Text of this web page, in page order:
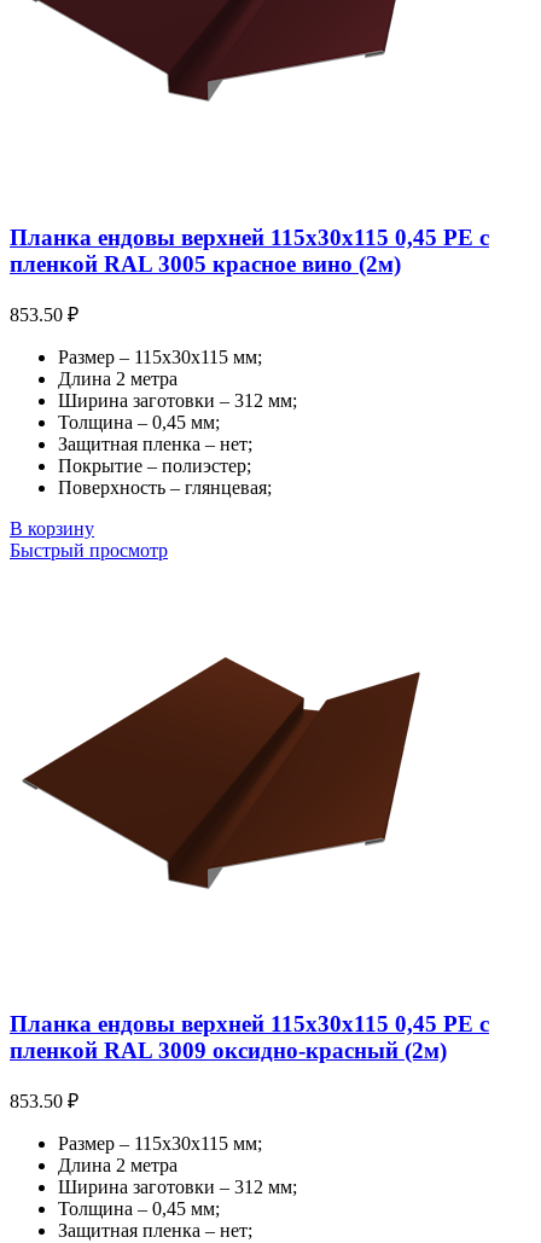
Планка ендовы верхней 115х30х115 0,45 PE с
пленкой RAL 3005 красное вино (2м)
853.50 ₽
Размер – 115х30х115 мм;
Длина 2 метра
Ширина заготовки – 312 мм;
Толщина – 0,45 мм;
Защитная пленка – нет;
Покрытие – полиэстер;
Поверхность – глянцевая;
В корзину
Быстрый просмотр
Планка ендовы верхней 115х30х115 0,45 PE с
пленкой RAL 3009 оксидно-красный (2м)
853.50 ₽
Размер – 115х30х115 мм;
Длина 2 метра
Ширина заготовки – 312 мм;
Толщина – 0,45 мм;
Защитная пленка – нет;